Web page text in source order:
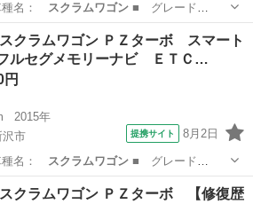
名： スクラムワゴン■ グレード
クラムワゴン ＰＺターボ スマート
ルセグメモリーナビ ＥＴＣ…
2015年
市
提携サイト 8月2日
名： スクラムワゴン■ グレード
クラムワゴン ＰＺターボ 【修復歴